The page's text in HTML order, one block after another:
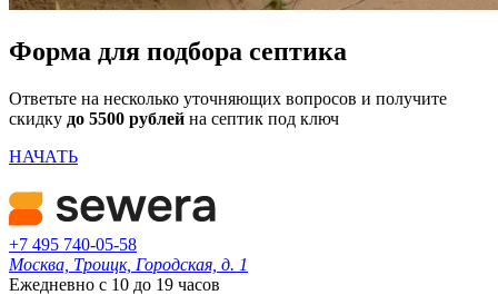
Форма для подбора септика
Ответьте на несколько уточняющих вопросов и получите
скидку до 5500 рублей на септик под ключ
НАЧАТЬ
+7 495 740-05-58
Москва, Троицк, Городская, д. 1
Ежедневно с 10 до 19 часов